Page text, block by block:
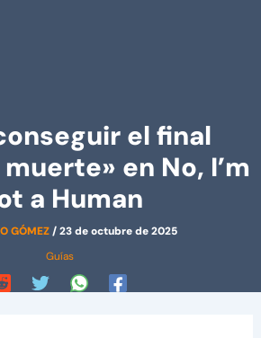
el final
en No, I’m
a Human
GÓMEZ/23 de octubre de 2025
Guías